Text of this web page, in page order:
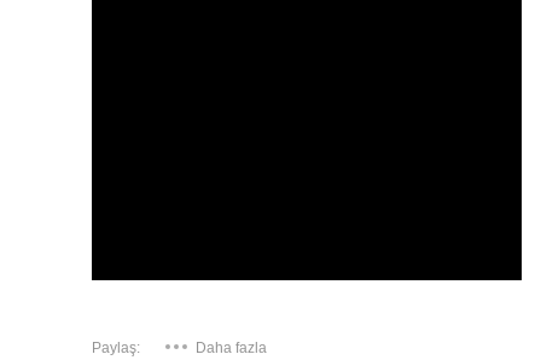
Paylaş: Daha fazla